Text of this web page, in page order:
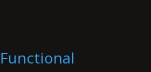
Functional